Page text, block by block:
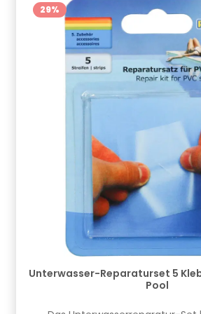
29%
Unterwasser-Reparaturset 5
Pool